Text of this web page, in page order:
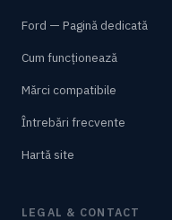
Ford — Pagină dedicată
Cum funcționează
Mărci compatibile
Întrebări frecvente
Hartă site
LEGAL & CONTACT